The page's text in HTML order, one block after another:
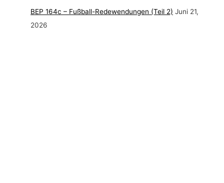
BEP 164c – Fußball-Redewendungen (Teil 2) Juni 21,
2026